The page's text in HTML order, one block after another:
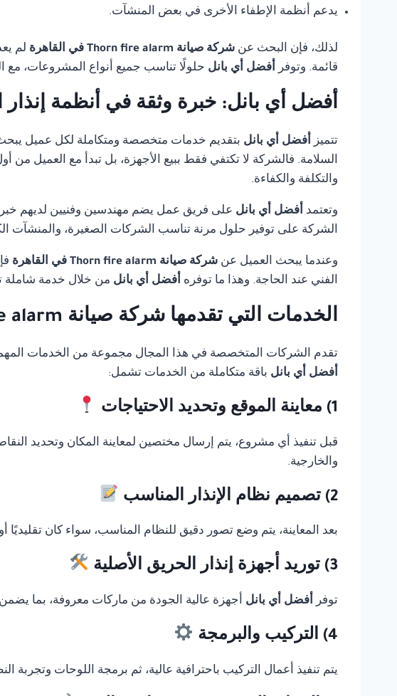
يدعم أنظمة الإطفاء الأخرى في بعض المنشآت.
لذلك، فإن البحث عن شركة صيانة Thorn fire alarm في القاهرة
لم
قائمة. وتوفر أفضل أي بانل حلولًا تناسب جميع أنواع المشروعات، مع
أفضل أي بانل: خبرة وثقة في أنظمة إنذار
تتميز أفضل أي بانل بتقديم خدمات متخصصة ومتكاملة لكل عميل
السلامة. فالشركة لا تكتفي فقط ببيع الأجهزة، بل تبدأ مع العميل من
والتكلفة والكفاءة.
وتعتمد أفضل أي بانل على فريق عمل يضم مهندسين وفنيين لديهم خبرة
الشركة على توفير حلول مرنة تناسب الشركات الصغيرة، والمنشآت
وعندما يبحث العميل عن شركة صيانة Thorn fire alarm في القاهرة
الفني عند الحاجة. وهذا ما توفره أفضل أي بانل من خلال خدمة شاملة
الخدمات التي تقدمها شركة صيانة Thorn fire alarm في القاهرة
تقدم الشركات المتخصصة في هذا المجال مجموعة من الخدمات
أفضل أي بانل باقة متكاملة من الخدمات تشمل:
1) معاينة الموقع وتحديد الاحتياجات
قبل تنفيذ أي مشروع، يتم إرسال مختصين لمعاينة المكان وتحديد
والخارجية.
2) تصميم نظام الإنذار المناسب
بعد المعاينة، يتم وضع تصور دقيق للنظام المناسب، سواء كان
3) توريد أجهزة إنذار الحريق الأصلية
توفر أفضل أي بانل أجهزة عالية الجودة من ماركات معروفة، بما
4) التركيب والبرمجة
يتم تنفيذ أعمال التركيب باحترافية عالية، ثم برمجة اللوحات وتجربة